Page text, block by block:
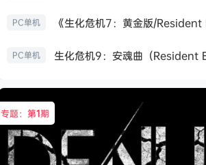
PC单机
PC单机
专题：第1期